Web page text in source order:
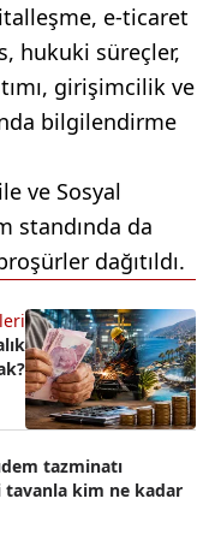
e-ticaret
hukuki süreçler,
girişimcilik ve
bilgilendirme
ve Sosyal
standında da
dağıtıldı.
tazminatı
tavanla kim ne kadar